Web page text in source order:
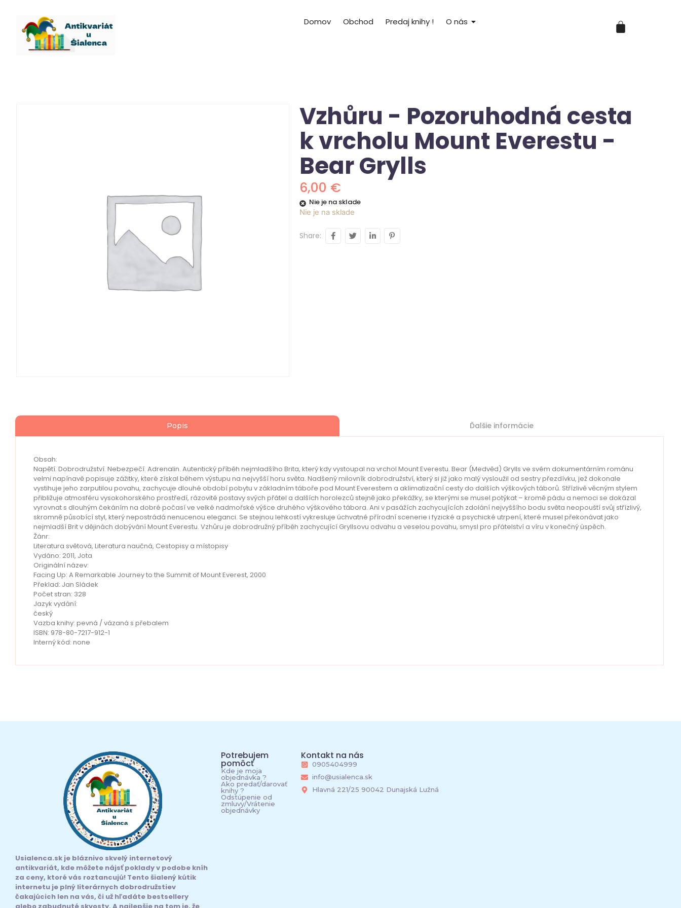
Domov Obchod Predaj knihy ! O nás
Vzhůru - Pozoruhodná cesta
k vrcholu Mount Everestu -
Bear Grylls
6,00 €
Nie je na sklade
Nie je na sklade
Share:
Popis Ďalšie informácie
Obsah:
Napětí. Dobrodružství. Nebezpečí. Adrenalin. Autentický příběh nejmladšího Brita, který kdy vystoupal na vrchol Mount Everestu. Bear (Medvěd) Grylls ve svém dokumentárním románu
velmi napínavě popisuje zážitky, které získal během výstupu na nejvyšší horu světa. Nadšený milovník dobrodružství, který si již jako malý vysloužil od sestry přezdívku, jež dokonale
vystihuje jeho zarputilou povahu, zachycuje dlouhé období pobytu v základním táboře pod Mount Everestem a aklimatizační cesty do dalších výškových táborů. Střízlivě věcným stylem
přibližuje atmosféru vysokohorského prostředí, rázovité postavy svých přátel a dalších horolezců stejně jako překážky, se kterými se musel potýkat – kromě pádu a nemoci se dokázal
vyrovnat s dlouhým čekáním na dobré počasí ve velké nadmořské výšce druhého výškového tábora. Ani v pasážích zachycujících zdolání nejvyššího bodu světa neopouští svůj střízlivý,
skromně působící styl, který nepostrádá nenucenou eleganci. Se stejnou lehkostí vykresluje úchvatné přírodní scenerie i fyzické a psychické utrpení, které musel překonávat jako
nejmladší Brit v dějinách dobývání Mount Everestu. Vzhůru je dobrodružný příběh zachycující Gryllsovu odvahu a veselou povahu, smysl pro přátelství a víru v konečný úspěch.
Žánr:
Literatura světová, Literatura naučná, Cestopisy a místopisy
Vydáno: 2011, Jota
Originální název:
Facing Up: A Remarkable Journey to the Summit of Mount Everest, 2000
Překlad: Jan Sládek
Počet stran: 328
Jazyk vydání:
český
Vazba knihy: pevná / vázaná s přebalem
ISBN: 978-80-7217-912-1
Interný kód: none
Usialenca.sk je bláznivo skvelý internetový
antikvariát, kde môžete nájsť poklady v podobe kníh
za ceny, ktoré vás roztancujú! Tento šialený kútik
internetu je plný literárnych dobrodružstiev
čakajúcich len na vás, či už hľadáte bestsellery
Potrebujem
pomôcť
Kde je moja
objednávka ?
Ako predať/darovať
knihy ?
Odstúpenie od
zmluvy/Vrátenie
objednávky
Kontakt na nás
0905404999
info@usialenca.sk
Hlavná 221/25 90042 Dunajská Lužná